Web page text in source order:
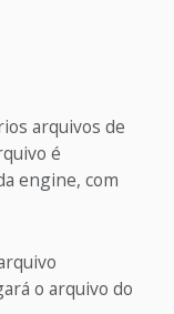
arquivos de
é
engine, com
o arquivo do